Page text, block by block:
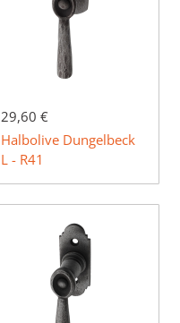
29,60 €
Halbolive Dungelbeck
L - R41